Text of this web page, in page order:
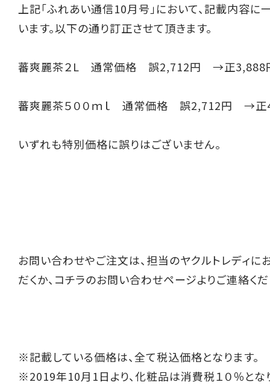
上記「ふれあい通信10月号」において、記載内容に
います。以下の通り訂正させて頂きます。
蕃爽麗茶２L 通常価格 誤2,712円 →正3,888
蕃爽麗茶５００ｍｌ 通常価格 誤2,712円 →正
いずれも特別価格に誤りはございません。
お問い合わせやご注文は、担当のヤクルトレディに
だくか、 コチラのお問い合わせページよりご連絡くだ
※記載している価格は、全て税込価格となります。
※2019年10月1日より、化粧品は消費税１０％とな